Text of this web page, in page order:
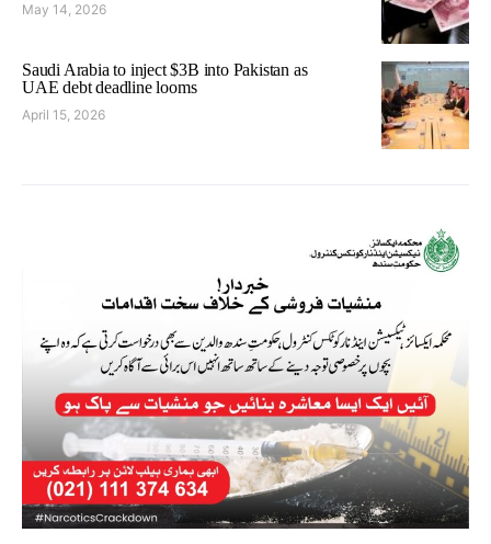
May 14, 2026
Saudi Arabia to inject $3B into Pakistan as
UAE debt deadline looms
April 15, 2026